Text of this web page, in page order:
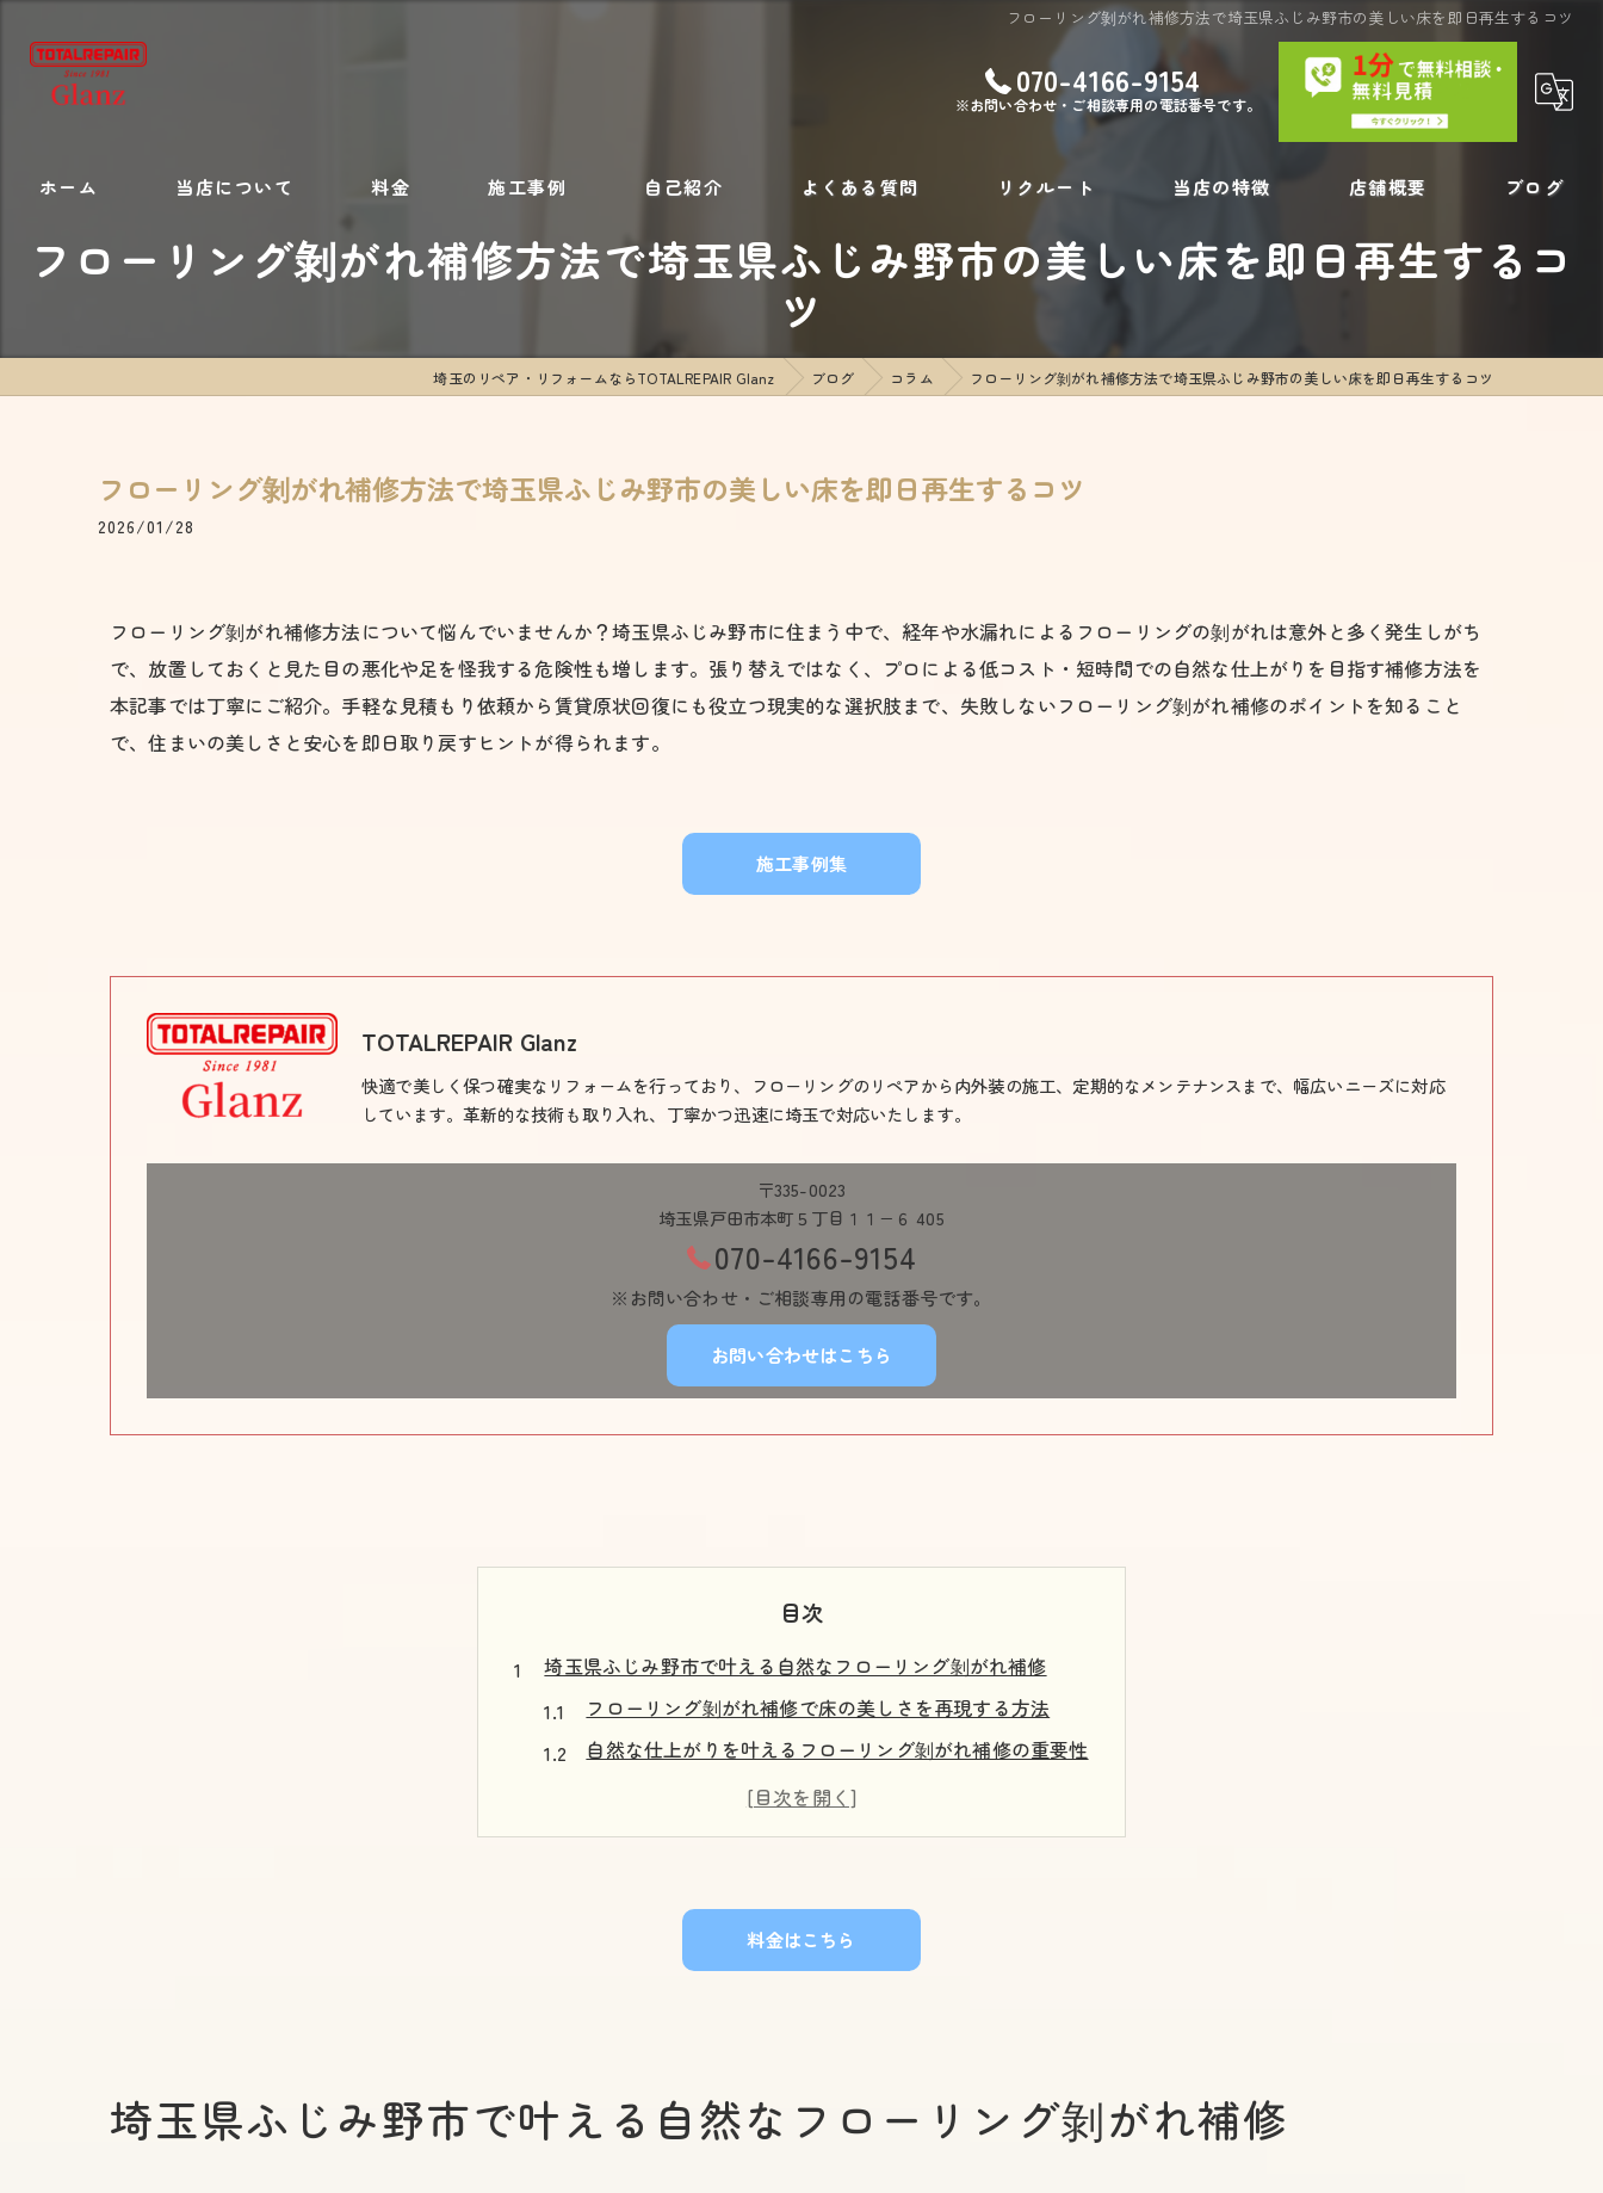
フローリング剝がれ補修方法で埼玉県ふじみ野市の美しい床を即日再生するコツ
070-4166-9154
※お問い合わせ・ご相談専用の電話番号です。
ホーム 当店について
施工内容
料金 施工事例 自己紹介 よくある質問 リクルート 当店の特徴
内装工事
フローリング補修
店舗概要 ブログ
コラム
フローリング剝がれ補修方法で埼玉県ふじみ野市の美しい床を即日再生するコ
ツ
埼玉のリペア・リフォームならTOTALREPAIR Glanz ブログ コラム フローリング剝がれ補修方法で埼玉県ふじみ野市の美しい床を即日再生するコツ
フローリング剝がれ補修方法で埼玉県ふじみ野市の美しい床を即日再生するコツ
2026/01/28
フローリング剝がれ補修方法について悩んでいませんか？埼玉県ふじみ野市に住まう中で、経年や水漏れによるフローリングの剝がれは意外と多く発生しがち
で、放置しておくと見た目の悪化や足を怪我する危険性も増します。張り替えではなく、プロによる低コスト・短時間での自然な仕上がりを目指す補修方法を
本記事では丁寧にご紹介。手軽な見積もり依頼から賃貸原状回復にも役立つ現実的な選択肢まで、失敗しないフローリング剝がれ補修のポイントを知ること
で、住まいの美しさと安心を即日取り戻すヒントが得られます。
施工事例集
TOTALREPAIR Glanz
快適で美しく保つ確実なリフォームを行っており、フローリングのリペアから内外装の施工、定期的なメンテナンスまで、幅広いニーズに対応
しています。革新的な技術も取り入れ、丁寧かつ迅速に埼玉で対応いたします。
〒335-0023
埼玉県戸田市本町５丁目１１−６ 405
070-4166-9154
※お問い合わせ・ご相談専用の電話番号です。
お問い合わせはこちら
目次
埼玉県ふじみ野市で叶える自然なフローリング剝がれ補修
フローリング剝がれ補修で床の美しさを再現する方法
自然な仕上がりを叶えるフローリング剝がれ補修の重要性
埼玉県ふじみ野市で信頼のフローリング剝がれ補修を選ぶ
経年劣化によるフローリング剝がれ補修の基本ポイント
フローリング剝がれ補修なら美しい床が即日蘇る方法とは
即日対応のフローリング剝がれ補修が選ばれる理由
フローリング剝がれ補修で見た目と耐久性を両立する
料金はこちら
埼玉県ふじみ野市で叶える自然なフローリング剝がれ補修